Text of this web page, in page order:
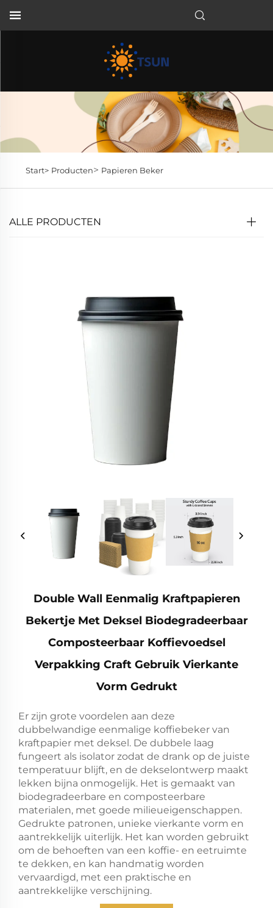
Start> Producten> Papieren Beker
ALLE PRODUCTEN
Double Wall Eenmalig Kraftpapieren
Bekertje Met Deksel Biodegradeerbaar
Composteerbaar Koffievoedsel
Verpakking Craft Gebruik Vierkante
Vorm Gedrukt
Er zijn grote voordelen aan deze
dubbelwandige eenmalige koffiebeker van
kraftpapier met deksel. De dubbele laag
fungeert als isolator zodat de drank op de juiste
temperatuur blijft, en de dekselontwerp maakt
lekken bijna onmogelijk. Het is gemaakt van
biodegradeerbare en composteerbare
materialen, met goede milieueigenschappen.
Gedrukte patronen, unieke vierkante vorm en
aantrekkelijk uiterlijk. Het kan worden gebruikt
om de behoeften van een koffie- en eetruimte
te dekken, en kan handmatig worden
vervaardigd, met een praktische en
aantrekkelijke verschijning.